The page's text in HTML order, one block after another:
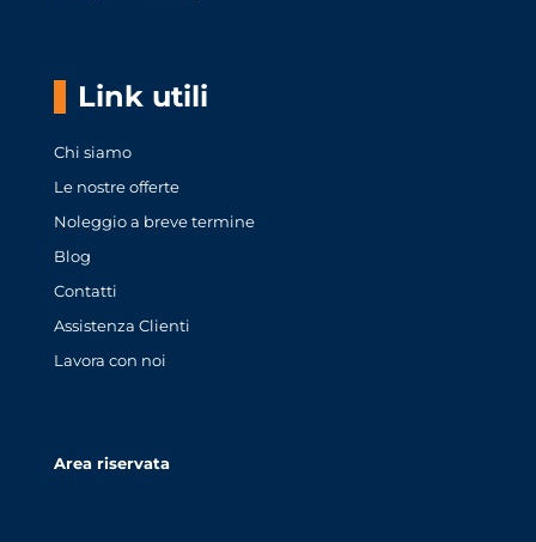
Link utili
Chi siamo
Le nostre offerte
Noleggio a breve termine
Blog
Contatti
Assistenza Clienti
Lavora con noi
Area riservata